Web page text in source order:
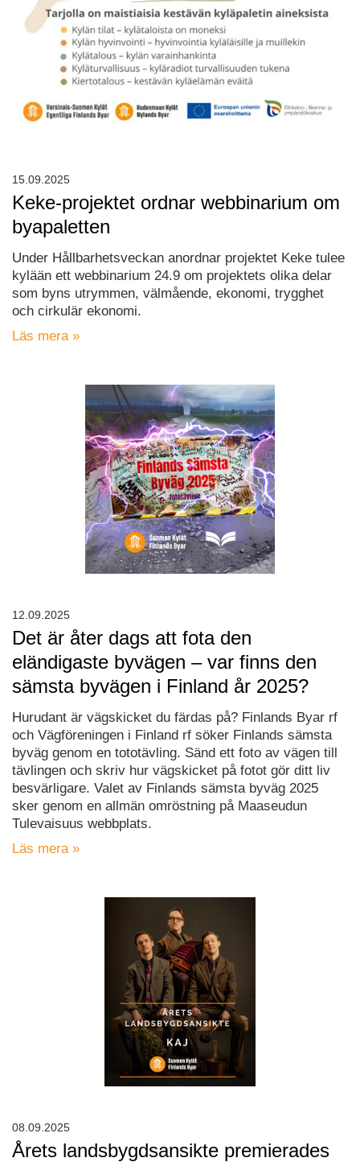
Keke-projektet ordnar webbinarium om
byapaletten
Under Hållbarhetsveckan anordnar projektet Keke tulee
kylään ett webbinarium 24.9 om projektets olika delar
som byns utrymmen, välmående, ekonomi, trygghet
och cirkulär ekonomi.
Läs mera »
15.09.2025
Det är åter dags att fota den
eländigaste byvägen – var finns den
sämsta byvägen i Finland år 2025?
Hurudant är vägskicket du färdas på? Finlands Byar rf
och Vägföreningen i Finland rf söker Finlands sämsta
byväg genom en tototävling. Sänd ett foto av vägen till
tävlingen och skriv hur vägskicket på fotot gör ditt liv
besvärligare. Valet av Finlands sämsta byväg 2025
sker genom en allmän omröstning på Maaseudun
Tulevaisuus webbplats.
Läs mera »
12.09.2025
Årets landsbygdsansikte premierades
08.09.2025